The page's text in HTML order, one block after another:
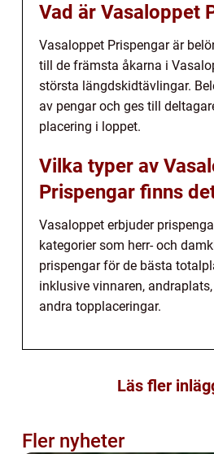
Vad är Vasaloppet
Vasaloppet Prispengar är
till de främsta åkarna i
största längdskidtävlingar.
av pengar och ges till
placering i loppet.
Vilka typer av
Prispengar finns
Vasaloppet erbjuder
kategorier som herr- och
prispengar för de bästa
inklusive vinnaren,
andra topplaceringar.
Läs fler
Fler nyheter